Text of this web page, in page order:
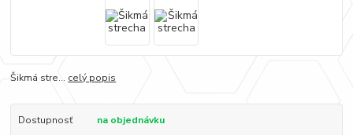
Šikmá stre... celý popis
Dostupnosť
na objednávku